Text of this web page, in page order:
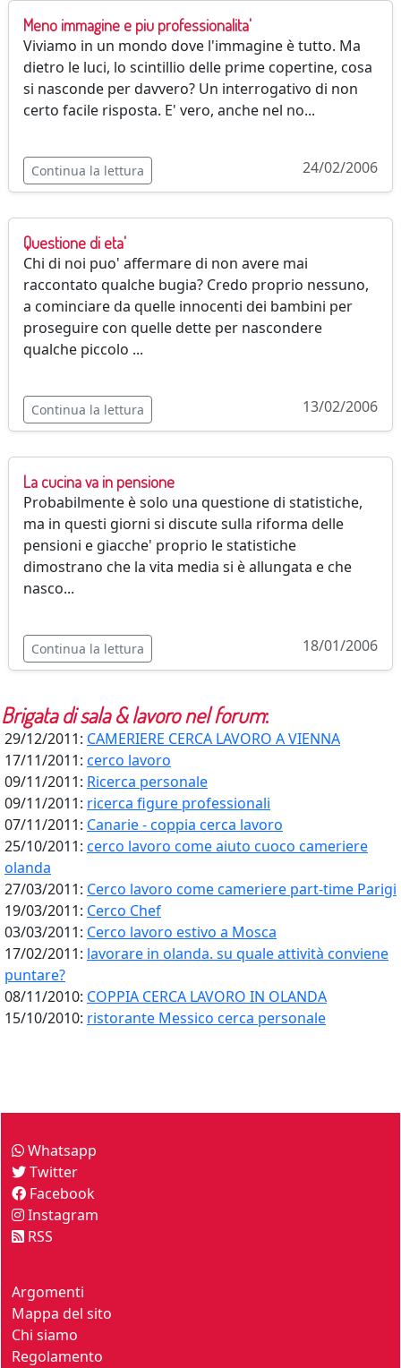
Meno immagine e piu professionalita'
Viviamo in un mondo dove l'immagine è tutto. Ma
dietro le luci, lo scintillio delle prime copertine, cosa
si nasconde per davvero? Un interrogativo di non
certo facile risposta. E' vero, anche nel no...
Continua la lettura 24/02/2006
Questione di eta'
Chi di noi puo' affermare di non avere mai
raccontato qualche bugia? Credo proprio nessuno,
a cominciare da quelle innocenti dei bambini per
proseguire con quelle dette per nascondere
qualche piccolo ...
Continua la lettura 13/02/2006
La cucina va in pensione
Probabilmente è solo una questione di statistiche,
ma in questi giorni si discute sulla riforma delle
pensioni e giacche' proprio le statistiche
dimostrano che la vita media si è allungata e che
nasco...
Continua la lettura 18/01/2006
Brigata di sala & lavoronel forum:
29/12/2011: CAMERIERE CERCA LAVORO A VIENNA
17/11/2011: cerco lavoro
09/11/2011: Ricerca personale
09/11/2011: ricerca figure professionali
07/11/2011: Canarie - coppia cerca lavoro
25/10/2011: cerco lavoro come aiuto cuoco cameriere
olanda
27/03/2011: Cerco lavoro come cameriere part-time Parigi
19/03/2011: Cerco Chef
03/03/2011: Cerco lavoro estivo a Mosca
17/02/2011: lavorare in olanda. su quale attività conviene
puntare?
08/11/2010: COPPIA CERCA LAVORO IN OLANDA
15/10/2010: ristorante Messico cerca personale
Whatsapp
Twitter
Facebook
Instagram
RSS
Argomenti
Mappa del sito
Chi siamo
Regolamento